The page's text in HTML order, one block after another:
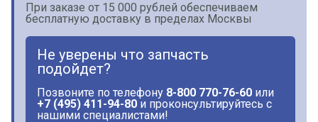
При заказе от 15 000 рублей обеспечиваем
бесплатную доставку в пределах Москвы
Не уверены что запчасть
подойдет?
Позвоните по телефону 8-800 770-76-60 или
+7 (495) 411-94-80 и проконсультируйтесь с
нашими специалистами!